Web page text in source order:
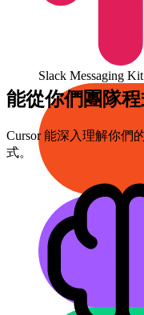
Slack Messaging Kit
能從你們團隊
Cursor 能深入理解你們
式。